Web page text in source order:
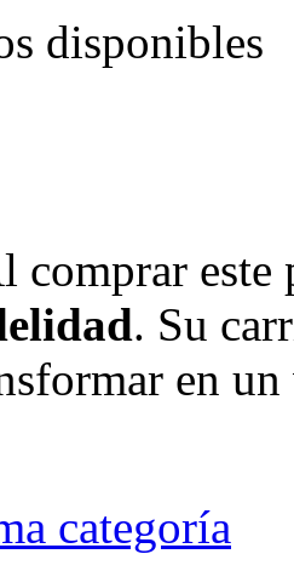
disponibles
comprar este
. Su
en
categoría